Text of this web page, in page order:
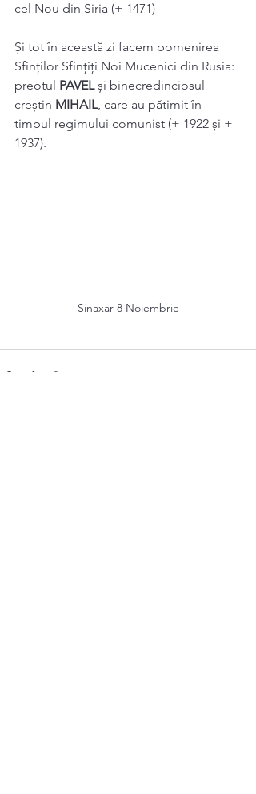
cel Nou din Siria (+ 1471)
Și tot în această zi facem pomenirea
Sfinţilor Sfințiți Noi Mucenici din Rusia:
preotul PAVEL și binecredinciosul
creștin MIHAIL, care au pătimit în
timpul regimului comunist (+ 1922 și +
1937).
Sinaxar 8 Noiembrie